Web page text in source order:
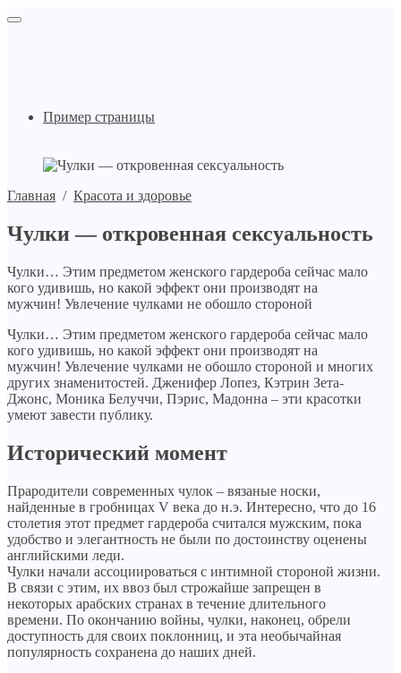
Пример страницы
Главная / Красота и здоровье
Чулки — откровенная сексуальность
Чулки… Этим предметом женского гардероба сейчас мало
кого удивишь, но какой эффект они производят на
мужчин! Увлечение чулками не обошло стороной
Чулки… Этим предметом женского гардероба сейчас мало
кого удивишь, но какой эффект они производят на
мужчин! Увлечение чулками не обошло стороной и многих
других знаменитостей. Дженифер Лопез, Кэтрин Зета-
Джонс, Моника Белуччи, Пэрис, Мадонна – эти красотки
умеют завести публику.
Исторический момент
Прародители современных чулок – вязаные носки,
найденные в гробницах V века до н.э. Интересно, что до 16
столетия этот предмет гардероба считался мужским, пока
удобство и элегантность не были по достоинству оценены
английскими леди.
Чулки начали ассоциироваться с интимной стороной жизни.
В связи с этим, их ввоз был строжайше запрещен в
некоторых арабских странах в течение длительного
времени. По окончанию войны, чулки, наконец, обрели
доступность для своих поклонниц, и эта необычайная
популярность сохранена до наших дней.